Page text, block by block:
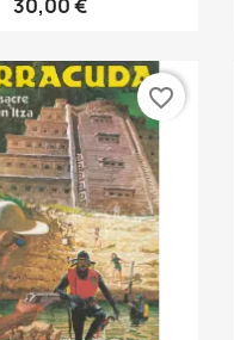
30,00 €
favorite_border